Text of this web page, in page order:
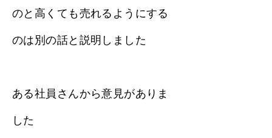
のと高くても売れるようにする
のは別の話と説明しました
ある社員さんから意見がありま
した